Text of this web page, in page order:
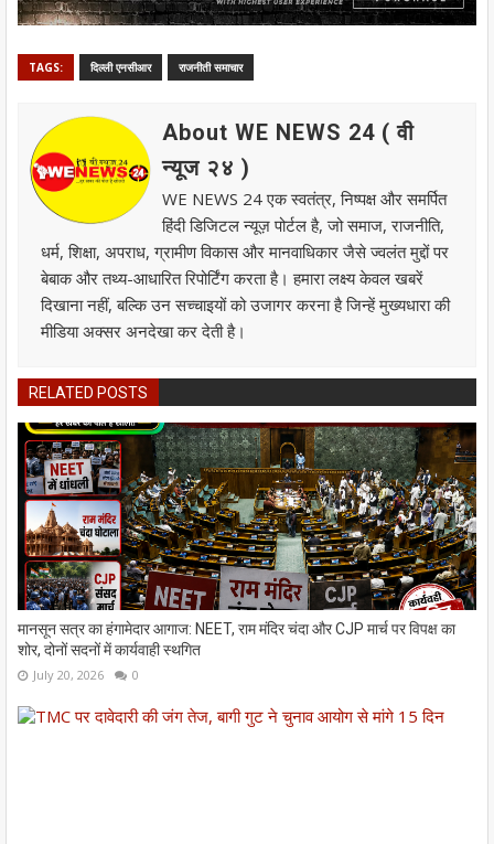
TAGS: दिल्ली एनसीआर राजनीती समाचार
About WE NEWS 24 ( वी
न्यूज २४ )
WE NEWS 24 एक स्वतंत्र, निष्पक्ष और समर्पित
हिंदी डिजिटल न्यूज़ पोर्टल है, जो समाज, राजनीति,
धर्म, शिक्षा, अपराध, ग्रामीण विकास और मानवाधिकार जैसे ज्वलंत मुद्दों पर
बेबाक और तथ्य-आधारित रिपोर्टिंग करता है। हमारा लक्ष्य केवल खबरें
दिखाना नहीं, बल्कि उन सच्चाइयों को उजागर करना है जिन्हें मुख्यधारा की
मीडिया अक्सर अनदेखा कर देती है।
RELATED POSTS
मानसून सत्र का हंगामेदार आगाज: NEET, राम मंदिर चंदा और CJP मार्च पर विपक्ष का
शोर, दोनों सदनों में कार्यवाही स्थगित
July 20, 2026 0